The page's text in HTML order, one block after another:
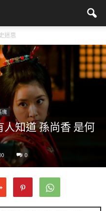
迷思
塊
人知道 孫尚香 是何
0